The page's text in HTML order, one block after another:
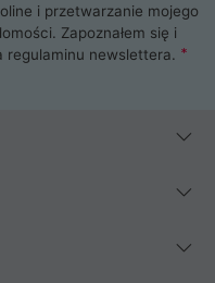
i przetwarzanie mojego
Zapoznałem się i
regulaminu newslettera.